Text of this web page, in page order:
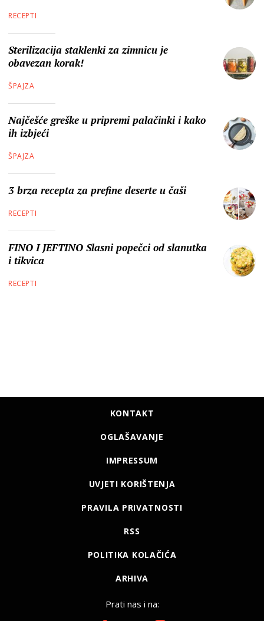
RECEPTI
Sterilizacija staklenki za zimnicu je
obavezan korak!
ŠPAJZA
Najčešće greške u pripremi palačinki i kako
ih izbjeći
ŠPAJZA
3 brza recepta za prefine deserte u čaši
RECEPTI
FINO I JEFTINO Slasni popečci od slanutka
i tikvica
RECEPTI
KONTAKT
OGLAŠAVANJE
IMPRESSUM
UVJETI KORIŠTENJA
PRAVILA PRIVATNOSTI
RSS
POLITIKA KOLAČIĆA
ARHIVA
Prati nas i na: